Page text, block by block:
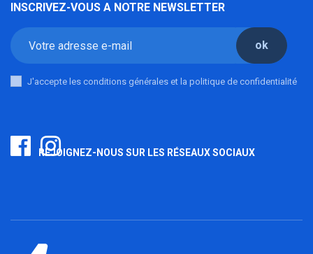
INSCRIVEZ-VOUS A NOTRE NEWSLETTER
ok
J'accepte les conditions générales et la politique de confidentialité
REJOIGNEZ-NOUS SUR LES RÉSEAUX SOCIAUX